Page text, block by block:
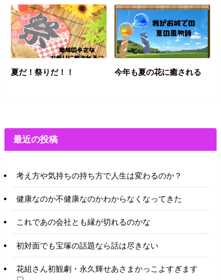
夏だ！祭りだ！！ 今年も夏の花に癒される
最近の投稿
考え方や気持ちの持ち方で人生は変わるのか？
健康なのか不健康なのかわからなくなってきた
これであの会社とも縁が切れるのかな
初対面でも宝塚の話題なら話は尽きない
花組さん初観劇・永久輝せあさまかっこよすぎます